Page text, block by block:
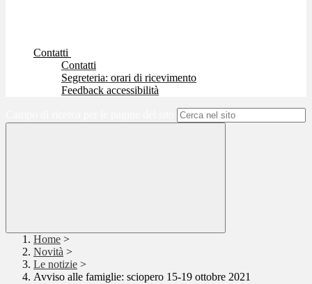
Contatti
Contatti
Segreteria: orari di ricevimento
Feedback accessibilità
Home >
Novità >
Le notizie >
Avviso alle famiglie: sciopero 15-19 ottobre 2021